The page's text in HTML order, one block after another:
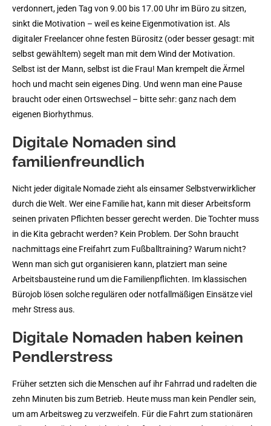
verdonnert, jeden Tag von 9.00 bis 17.00 Uhr im Büro zu sitzen,
sinkt die Motivation – weil es keine Eigenmotivation ist. Als
digitaler Freelancer ohne festen Bürositz (oder besser gesagt: mit
selbst gewähltem) segelt man mit dem Wind der Motivation.
Selbst ist der Mann, selbst ist die Frau! Man krempelt die Ärmel
hoch und macht sein eigenes Ding. Und wenn man eine Pause
braucht oder einen Ortswechsel – bitte sehr: ganz nach dem
eigenen Biorhythmus.
Digitale Nomaden sind
familienfreundlich
Nicht jeder digitale Nomade zieht als einsamer Selbstverwirklicher
durch die Welt. Wer eine Familie hat, kann mit dieser Arbeitsform
seinen privaten Pflichten besser gerecht werden. Die Tochter muss
in die Kita gebracht werden? Kein Problem. Der Sohn braucht
nachmittags eine Freifahrt zum Fußballtraining? Warum nicht?
Wenn man sich gut organisieren kann, platziert man seine
Arbeitsbausteine rund um die Familienpflichten. Im klassischen
Bürojob lösen solche regulären oder notfallmäßigen Einsätze viel
mehr Stress aus.
Digitale Nomaden haben keinen
Pendlerstress
Früher setzten sich die Menschen auf ihr Fahrrad und radelten die
zehn Minuten bis zum Betrieb. Heute muss man kein Pendler sein,
um am Arbeitsweg zu verzweifeln. Für die Fahrt zum stationären